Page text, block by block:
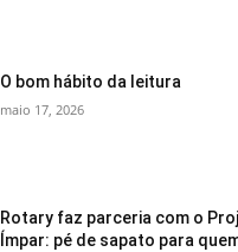
O bom hábito da leitura
maio 17, 2026
Rotary faz parceria com o
Ímpar: pé de sapato para